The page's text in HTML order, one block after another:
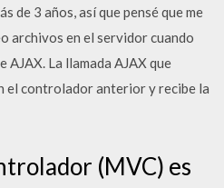
de 3 años, así que pensé que me
archivos en el servidor cuando
La llamada AJAX que
el controlador anterior y recibe la
(MVC) es